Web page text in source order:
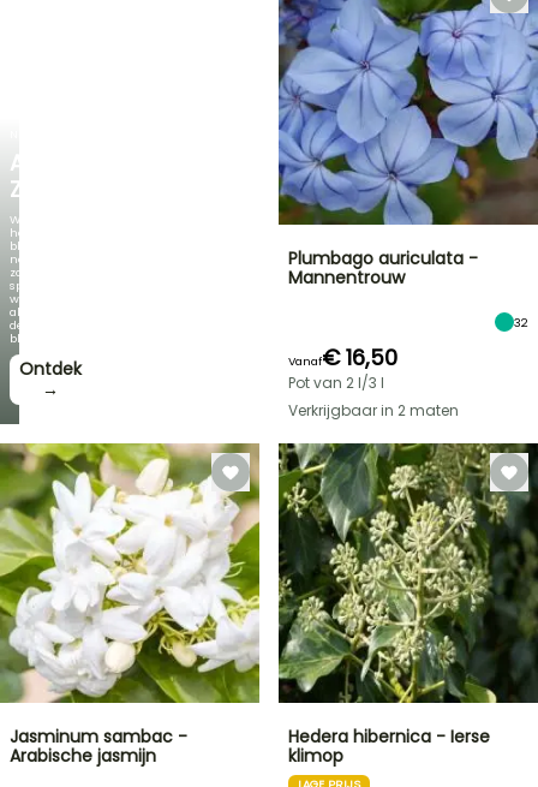
AGAPANTHUS
ZAMBEZI
Wanneer
het
blad
net
zo
spectaculair
wordt
als
de
bloei!
Ontdek
→
Plumbago auriculata -
Mannentrouw
32
Vanaf€ 16,50
Pot van 2 l/3 l
Verkrijgbaar in 2 maten
Jasminum sambac -
Arabische jasmijn
Hedera hibernica - Ierse
klimop